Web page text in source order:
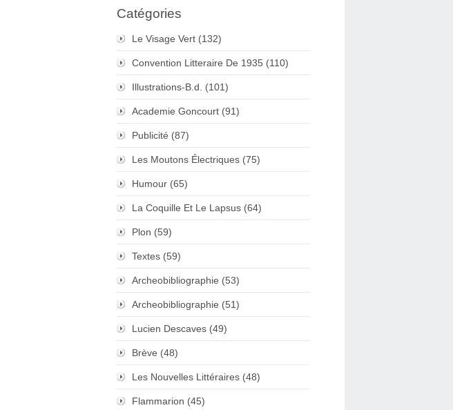
Catégories
Le Visage Vert (132)
Convention Litteraire De 1935 (110)
Illustrations-B.d. (101)
Academie Goncourt (91)
Publicité (87)
Les Moutons Électriques (75)
Humour (65)
La Coquille Et Le Lapsus (64)
Plon (59)
Textes (59)
Archeobibliographie (53)
Archeobibliographie (51)
Lucien Descaves (49)
Brève (48)
Les Nouvelles Littéraires (48)
Flammarion (45)